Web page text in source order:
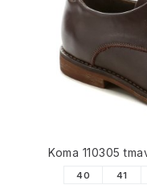
Koma 110305
40 41